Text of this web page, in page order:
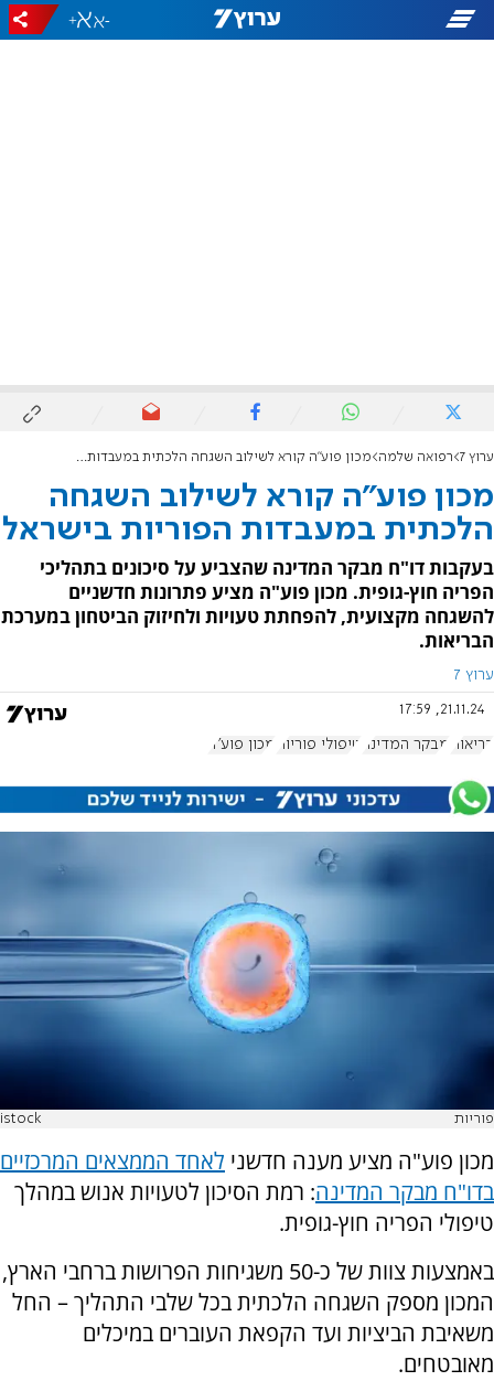
-
+
ערוץ 7 רפואה שלמה מכון פוע"ה קורא לשילוב השגחה הלכתית במעבדות הפוריות בישראל
מכון פוע"ה קורא לשילוב השגחה
הלכתית במעבדות הפוריות בישראל
בעקבות דו"ח מבקר המדינה שהצביע על סיכונים בתהליכי
הפריה חוץ-גופית. מכון פוע"ה מציע פתרונות חדשניים
להשגחה מקצועית, להפחתת טעויות ולחיזוק הביטחון במערכת
הבריאות.
ערוץ 7
21.11.24, 17:59
בריאות מבקר המדינה טיפולי פוריות מכון פוע"ה
פוריות istock
מכון פוע"ה מציע מענה חדשני לאחד הממצאים המרכזיים
בדו"ח מבקר המדינה: רמת הסיכון לטעויות אנוש במהלך
טיפולי הפריה חוץ-גופית.
באמצעות צוות של כ-50 משגיחות הפרושות ברחבי הארץ,
המכון מספק השגחה הלכתית בכל שלבי התהליך – החל
משאיבת הביציות ועד הקפאת העוברים במיכלים
מאובטחים.